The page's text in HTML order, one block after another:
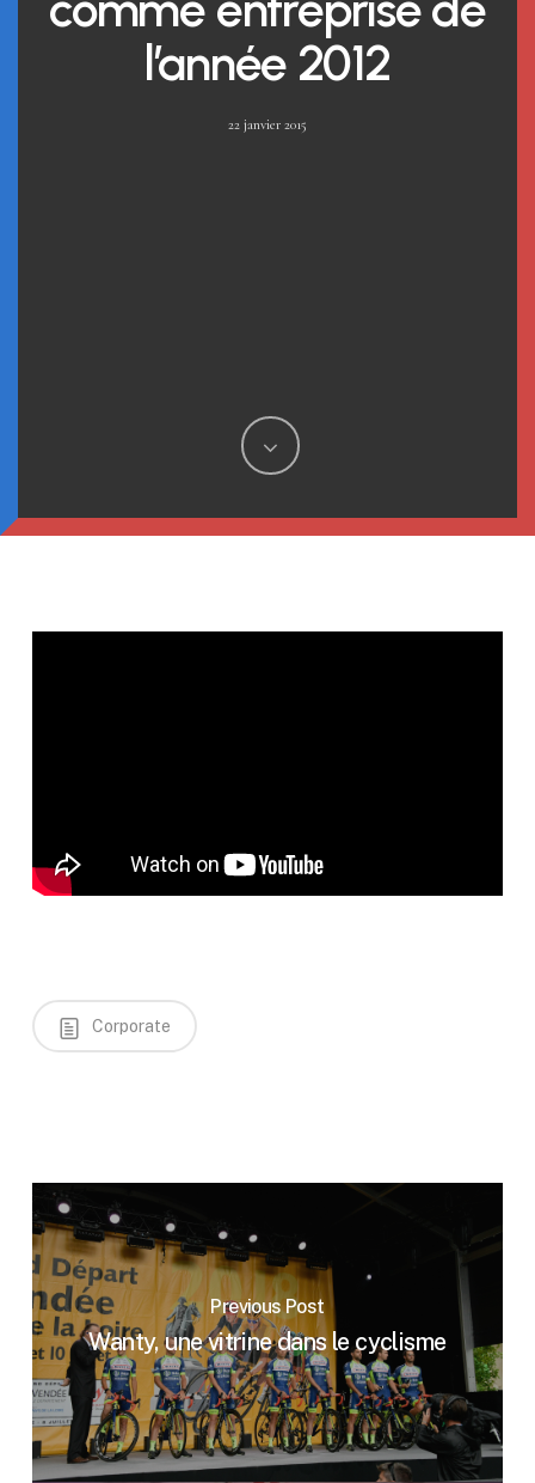
l’année 2012
22 janvier 2015
Corporate
Previous Post
Wanty, une vitrine dans le cyclisme